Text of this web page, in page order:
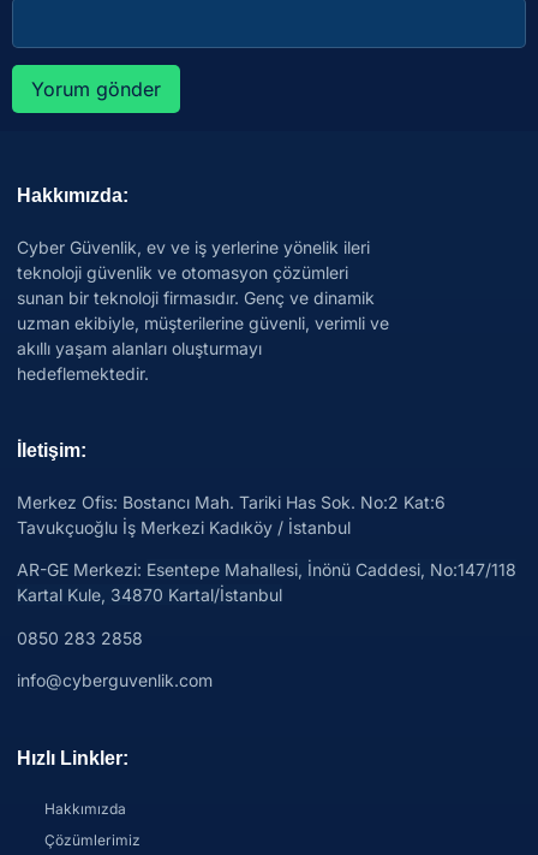
Hakkımızda:
Cyber Güvenlik, ev ve iş yerlerine yönelik ileri
teknoloji güvenlik ve otomasyon çözümleri
sunan bir teknoloji firmasıdır. Genç ve dinamik
uzman ekibiyle, müşterilerine güvenli, verimli ve
akıllı yaşam alanları oluşturmayı
hedeflemektedir.
İletişim:
Merkez Ofis: Bostancı Mah. Tariki Has Sok. No:2 Kat:6
Tavukçuoğlu İş Merkezi Kadıköy / İstanbul
AR-GE Merkezi: Esentepe Mahallesi, İnönü Caddesi, No:147/118
Kartal Kule, 34870 Kartal/İstanbul
0850 283 2858
info@cyberguvenlik.com
Hızlı Linkler:
Hakkımızda
Çözümlerimiz